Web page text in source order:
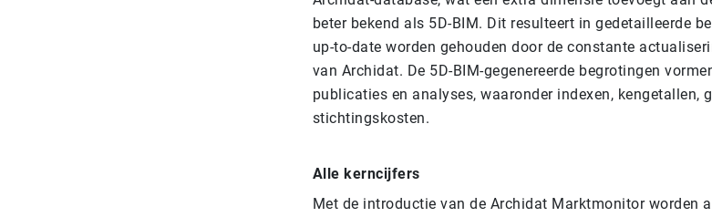
beter bekend als 5D-BIM. Dit resulteert in gedetailleerde
up-to-date worden gehouden door de constante
van Archidat. De 5D-BIM-gegenereerde begrotingen
publicaties en analyses, waaronder indexen, kengetallen,
stichtingskosten.
Alle kerncijfers
Met de introductie van de Archidat Marktmonitor worden